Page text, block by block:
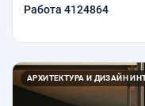
Работа 4124864
АРХИТЕКТУРА И ДИЗАЙН